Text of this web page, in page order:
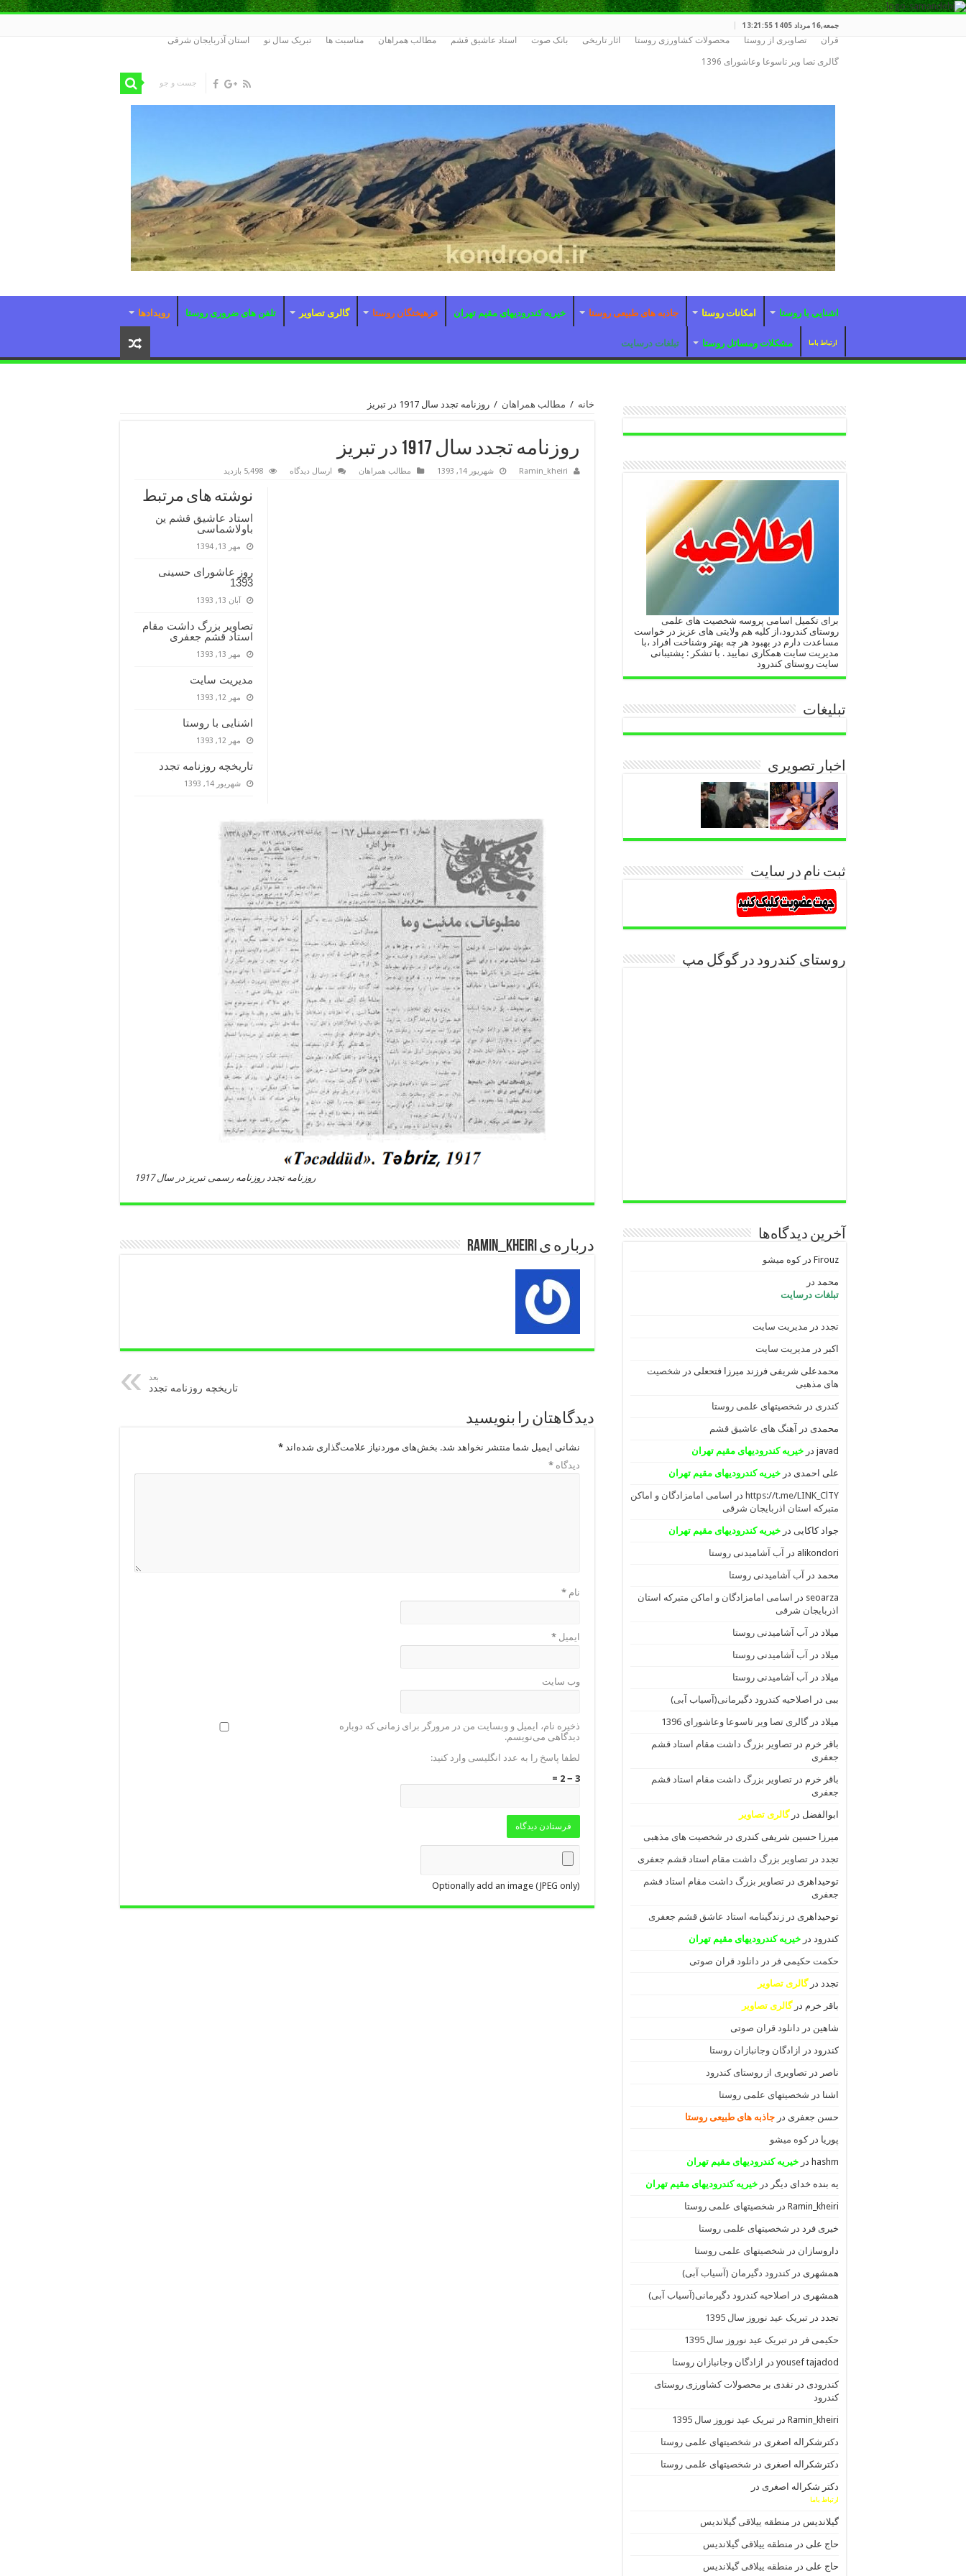
جمعه,16 مرداد 1405 13:21:55
قران تصاویری از روستا محصولات کشاورزی روستا اثار تاریخی بانک صوت استاد عاشیق قشم مطالب همراهان مناسبت ها تبریک سال نو استان آذربایجان شرقی
گالری تصا ویر تاسوعا وعاشورای 1396
اشنایی با روستا امکانات روستا جاذبه های طبیعی روستا خیریه کندرودیهای مقیم تهران فرهیختگان روستا گالری تصاویر تلفن های ضروری روستا رویدادها
ارتباط باما مشکلات ومسائل روستا تبلغات درسایت
خانه / مطالب همراهان / روزنامه تجدد سال 1917 در تبریز
روزنامه تجدد سال 1917 در تبریز
Ramin_kheiri شهریور 14, 1393 مطالب همراهان ارسال دیدگاه 5,498 بازدید
نوشته های مرتبط
استاد عاشیق قشم ین
باولاشماسی
مهر 13, 1394
روز عاشورای حسینی
1393
آبان 13, 1393
تصاویر بزرگ داشت مقام
استاد قشم جعفری
مهر 13, 1393
مدیریت سایت
مهر 12, 1393
اشنایی با روستا
مهر 12, 1393
تاریخچه روزنامه تجدد
شهریور 14, 1393
روزنامه تجدد روزنامه رسمی تبریز در سال 1917
درباره ی Ramin_kheiri
بعد
تاریخچه روزنامه تجدد
دیدگاهتان را بنویسید
نشانی ایمیل شما منتشر نخواهد شد. بخش‌های موردنیاز علامت‌گذاری شده‌اند *
دیدگاه *
نام *
ایمیل *
وب‌ سایت
ذخیره نام، ایمیل و وبسایت من در مرورگر برای زمانی که دوباره
دیدگاهی می‌نویسم.
لطفا پاسخ را به عدد انگلیسی وارد کنید:
3 − 2 =
Optionally add an image (JPEG only)
برای تکمیل اسامی پروسه شخصیت های علمی
روستای کندرود،از کلیه هم ولایتی های عزیز در خواست
مساعدت دارم در بهبود هر چه بهتر وشناخت افراد ،با
مدیریت سایت همکاری نمایید . با تشکر : پشتیبانی
سایت روستای کندرود
تبلیغات
اخبار تصویری
ثبت نام در سایت
روستای کندرود در گوگل مپ
آخرین دیدگاه‌ها
Firouz درکوه میشو
محمد در
تبلغات درسایت
تجدد در مدیریت سایت
اکبر در مدیریت سایت
محمدعلی شریفی فرزند میرزا فتحعلی در شخصیت
های مذهبی
کندری در شخصیتهای علمی روستا
محمدی در آهنگ های عاشیق قشم
javad در خیریه کندرودیهای مقیم تهران
علی احمدی در خیریه کندرودیهای مقیم تهران
https://t.me/LINK_ClTY در
اسامی امامزادگان و اماکن
متبرکه استان اذربایجان شرقی
جواد کاکایی در خیریه کندرودیهای مقیم تهران
alikondori در آب آشامیدنی روستا
محمد در آب آشامیدنی روستا
seoarza در
اسامی امامزادگان و اماکن متبرکه استان
اذربایجان شرقی
میلاد در آب آشامیدنی روستا
میلاد در آب آشامیدنی روستا
میلاد در آب آشامیدنی روستا
ببی در اصلاحیه کندرود دگیرمانی(آسیاب آبی)
میلاد درگالری تصا ویر تاسوعا وعاشورای 1396
باقر خرم در تصاویر بزرگ داشت مقام استاد قشم
جعفری
باقر خرم در تصاویر بزرگ داشت مقام استاد قشم
جعفری
ابوالفضل درگالری تصاویر
میرزا حسین شریفی کندری در شخصیت های مذهبی
تجدد در تصاویر بزرگ داشت مقام استاد قشم جعفری
توحیداهری در تصاویر بزرگ داشت مقام استاد قشم
جعفری
توحیداهری در زندگینامه استاد عاشق قشم جعفری
کندرود در خیریه کندرودیهای مقیم تهران
حکمت حکیمی فر در دانلود قران صوتی
تجدد درگالری تصاویر
باقر خرم درگالری تصاویر
شاهین در دانلود قران صوتی
کندرود در ازادگان وجانبازان روستا
ناصر در تصاویری از روستای کندرود
اشنا در شخصیتهای علمی روستا
حسن جعفری در جاذبه های طبیعی روستا
پوریا درکوه میشو
hashm در خیریه کندرودیهای مقیم تهران
یه بنده خدای دیگر در خیریه کندرودیهای مقیم تهران
Ramin_kheiri در شخصیتهای علمی روستا
خیری فرد در شخصیتهای علمی روستا
داروسازان در شخصیتهای علمی روستا
همشهری درکندرود دگیرمان (آسیاب آبی)
همشهری در اصلاحیه کندرود دگیرمانی(آسیاب آبی)
تجدد در تبریک عید نوروز سال 1395
حکیمی فر در تبریک عید نوروز سال 1395
yousef tajadod در ازادگان وجانبازان روستا
کندرودی در نقدی بر محصولات کشاورزی روستای
کندرود
Ramin_kheiri در تبریک عید نوروز سال 1395
دکترشکراله اصغری در شخصیتهای علمی روستا
دکترشکراله اصغری در شخصیتهای علمی روستا
دکتر شکراله اصغری در
ارتباط باما
گیلاندیس در منطقه ییلاقی گیلاندیس
حاج علی در منطقه ییلاقی گیلاندیس
حاج علی در منطقه ییلاقی گیلاندیس